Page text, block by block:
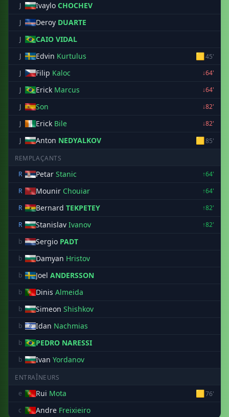
J Ivaylo CHOCHEV
J Deroy DUARTE
J CAIO VIDAL
J Edvin Kurtulus 🟨45'
J
Filip Kaloc
↓64'
J
Erick Marcus
↓64'
J
Son
↓82'
J
Erick Bile
↓82'
J
Anton NEDYALKOV 🟨85'
REMPLAÇANTS
R
Petar Stanic
↑64'
R
Mounir Chouiar
↑64'
R
Bernard TEKPETEY
↑82'
R
Stanislav Ivanov
↑82'
b
Sergio PADT
b Damyan Hristov
b Joel ANDERSSON
b Dinis Almeida
b Simeon Shishkov
b Idan Nachmias
b PEDRO NARESSI
b Ivan Yordanov
ENTRAÎNEURS
e
Rui Mota 🟨76'
c
Andre Freixieiro